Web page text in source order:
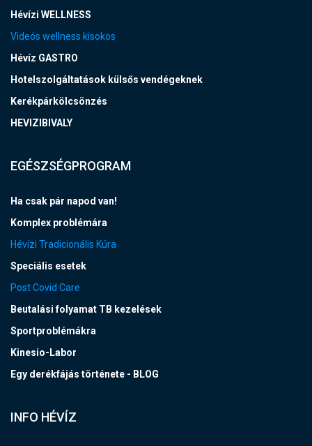
Hévízi WELLNESS
Videós wellness kisokos
Hévíz GASTRO
Hotelszolgáltatások külsős vendégeknek
Kerékpárkölcsönzés
HEVIZIBIVALY
EGÉSZSÉGPROGRAM
Ha csak pár napod van!
Komplex problémára
Hévízi Tradicionális Kúra
Speciális esetek
Post Covid Care
Beutalási folyamat TB kezelések
Sportproblémákra
Kinesio-Labor
Egy derékfájás története - BLOG
INFO HÉVÍZ